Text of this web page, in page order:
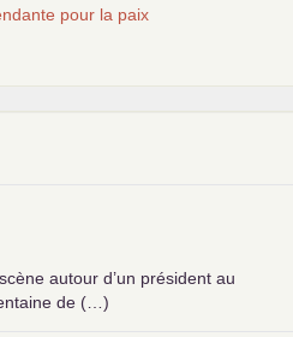
pour la paix
autour d’un président au
de (…)